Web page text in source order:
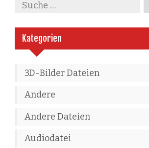
Kategorien
3D-Bilder Dateien
Andere
Andere Dateien
Audiodatei